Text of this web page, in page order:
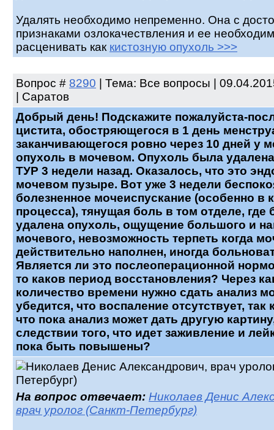
Удалять необходимо непременно. Она с
признаками озлокачествления и ее
расценивать как кистозную опухоль >>>
Вопрос # 8290 | Тема: Все вопросы |
| Саратов
Добрый день! Подскажите пожалуйста-
цистита, обостряющегося в 1 день
заканчивающегося ровно через 10 дней у
опухоль в мочевом. Опухоль была
ТУР 3 недели назад. Оказалось, что это
мочевом пузыре. Вот уже 3 недели
болезненное мочеиспускание (особенно в
процесса), тянущая боль в том отделе, где
удалена опухоль, ощущение большого и
мочевого, невозможность терпеть когда
действительно наполнен, иногда
Является ли это послеоперационной
то каков период восстановления? Через
количество времени нужно сдать анализ
убедится, что воспаление отсутствует, так
что пока анализ может дать другую
следствии того, что идет заживление и
пока быть повышены?
На вопрос отвечает: Николаев Денис
врач уролог (Санкт-Петербург)